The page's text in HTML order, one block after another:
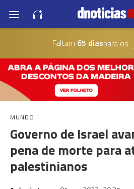
Faltam 65 diaspara os
MUNDO
Governo de Israel
pena de morte para
palestinianos